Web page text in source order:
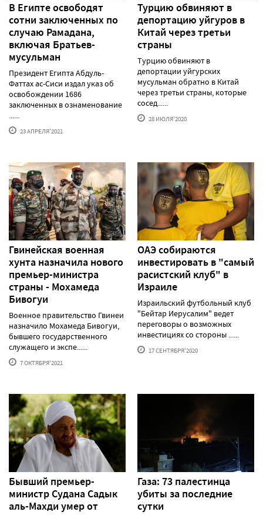
В Египте освободят
сотни заключенных по
случаю Рамадана,
включая Братьев-
мусульман
Президент Египта Абдуль-
Фаттах ас-Сиси издал указ об
освобождении 1686
заключенных в ознаменование
......
23 АПРЕЛЯ'2021
Турцию обвиняют в
депортацию уйгуров в
Китай через третьи
страны
Турцию обвиняют в
депортации уйгурских
мусульман обратно в Китай
через третьи страны, которые
сосед......
28 ИЮЛЯ'2020
Гвинейская военная
хунта назначила нового
премьер-министра
страны - Мохамеда
Бивогуи
Военное правительство Гвинеи
назначило Мохамеда Бивогуи,
бывшего государственного
служащего и экспе......
7 ОКТЯБРЯ'2021
ОАЭ собираются
инвестировать в "самый
расистский клуб" в
Израиле
Израильский футбольный клуб
"Бейтар Иерусалим" ведет
переговоры о возможных
инвестициях со стороны ......
17 СЕНТЯБРЯ'2020
Бывший премьер-
министр Судана Садык
аль-Махди умер от
Газа: 73 палестинца
убиты за последние
сутки